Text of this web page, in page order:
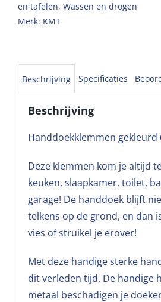
en tafelen, Wassen en drogen
Merk: KMT
Beschrijving Specificaties
Beschrijving
Handdoekklemmen gekleurd
Deze klemmen kom je altijd
keuken, slaapkamer, toilet,
garage! De handdoek blijft
telkens op de grond, en dan
vies of struikel je erover!
Met deze handige sterke
dit verleden tijd. De handige
metaal beschadigen je